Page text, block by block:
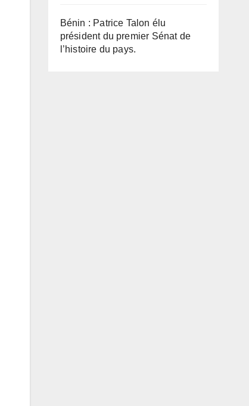
Bénin : Patrice Talon élu
président du premier Sénat de
l’histoire du pays.